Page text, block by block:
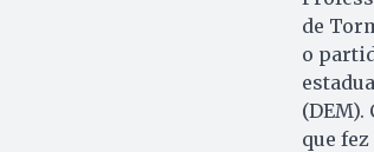
de
o
(DEM).
que